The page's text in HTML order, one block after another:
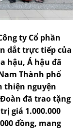
ty Cổ phần
dắt trực tiếp của
hậu, Á hậu đã
Thành phố
thiện nguyện
đã trao tặng
giá 1.000.000
đồng, mang